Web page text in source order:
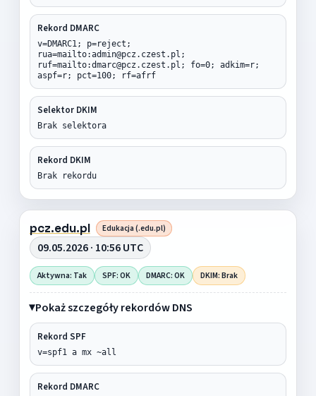
Rekord DMARC
v=DMARC1; p=reject;
rua=mailto:admin@pcz.czest.pl;
ruf=mailto:dmarc@pcz.czest.pl; fo=0; adkim=r;
aspf=r; pct=100; rf=afrf
Selektor DKIM
Brak selektora
Rekord DKIM
Brak rekordu
pcz.edu.pl Edukacja (.edu.pl)
09.05.2026 · 10:56 UTC
Aktywna: Tak SPF: OK DMARC: OK DKIM: Brak
Pokaż szczegóły rekordów DNS
Rekord SPF
v=spf1 a mx ~all
Rekord DMARC